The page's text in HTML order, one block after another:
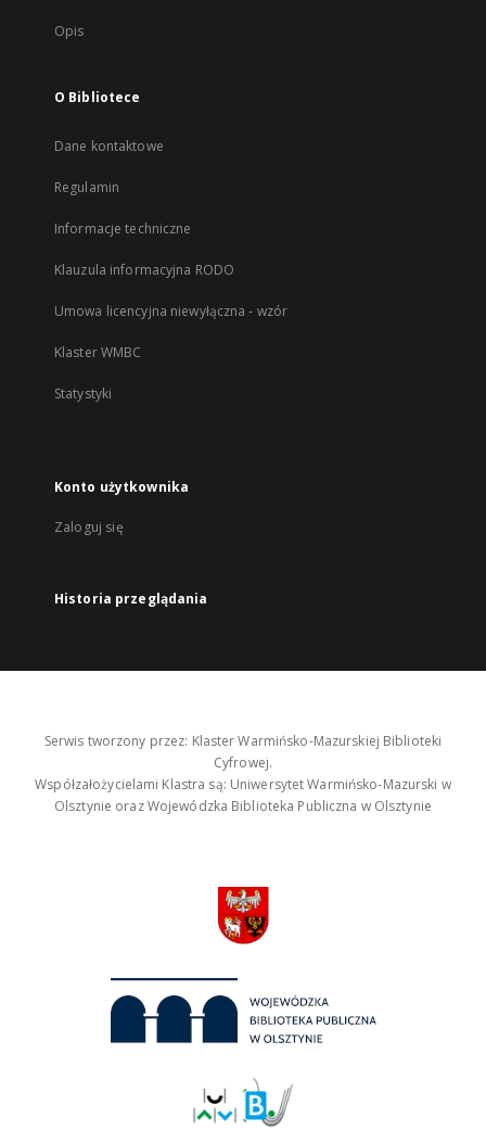
Opis
O Bibliotece
Dane kontaktowe
Regulamin
Informacje techniczne
Klauzula informacyjna RODO
Umowa licencyjna niewyłączna - wzór
Klaster WMBC
Statystyki
Konto użytkownika
Zaloguj się
Historia przeglądania
Serwis tworzony przez: Klaster Warmińsko-Mazurskiej Biblioteki
Cyfrowej.
Współzałożycielami Klastra są: Uniwersytet Warmińsko-Mazurski w
Olsztynie oraz Wojewódzka Biblioteka Publiczna w Olsztynie